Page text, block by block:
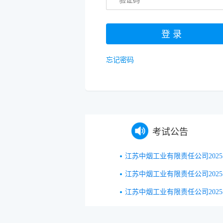
忘记密码
考试公告
江苏中烟工业有限责任公司
江苏中烟工业有限责任公司
江苏中烟工业有限责任公司